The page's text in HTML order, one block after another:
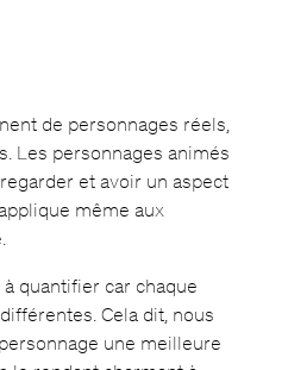
de personnages réels,
Les personnages animés
et avoir un aspect
même aux
quantifier car chaque
Cela dit, nous
une meilleure